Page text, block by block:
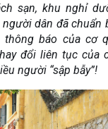
sạn, khu nghỉ
người dân đã chuẩn
báo của cơ
đổi liên tục của
người “sập bẫy”!